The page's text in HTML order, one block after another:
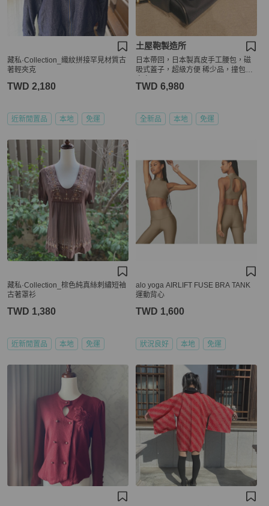
藏私·Collection_織紋拼接罕見材質古
著輕夾克
TWD 2,180
近新閒置品 本地 免運
土屋鞄製造所
日本帶回，日本製真皮手工腰包，磁
吸式蓋子，超級方便 稀少品，撞包機
TWD 6,980
全新品 本地 免運
藏私·Collection_棕色純真絲刺繡短袖
古著罩衫
TWD 1,380
近新閒置品 本地 免運
alo yoga AIRLIFT FUSE BRA TANK
運動背心
TWD 1,600
狀況良好 本地 免運